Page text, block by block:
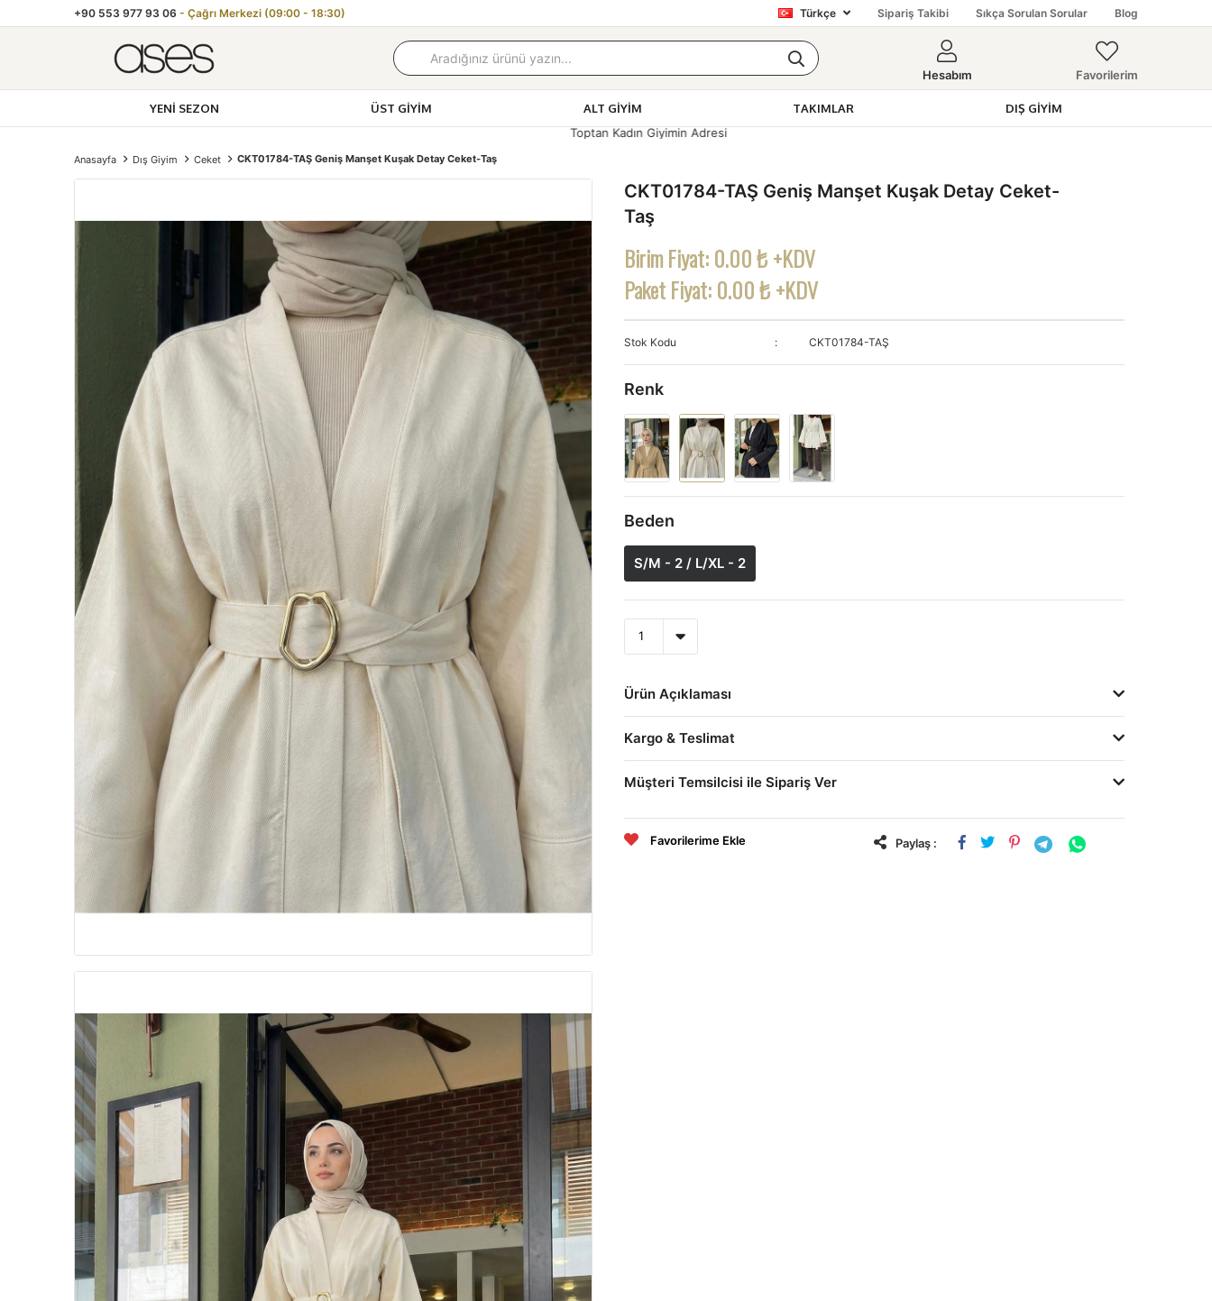
+90 553 977 93 06- Çağrı Merkezi (09:00 - 18:30) Türkçe Sipariş Takibi Sıkça Sorulan Sorular Blog
Hesabım Favorilerim
YENI SEZON ÜST GIYIM ALT GIYIM TAKIMLAR
DIŞ GIYIM
Anasayfa Dış Giyim Ceket CKT01784-TAŞ Geniş Manşet Kuşak Detay Ceket-Taş
CKT01784-TAŞ Geniş Manşet Kuşak Detay Ceket-
Taş
Birim Fiyat:0.00 ₺ +KDV
Paket Fiyat:0.00 ₺ +KDV
Stok Kodu CKT01784-TAŞ
Renk
Beden
S/M - 2 / L/XL - 2
Ürün Açıklaması
Kargo & Teslimat
Müşteri Temsilcisi ile Sipariş Ver
Favorilerime Ekle Paylaş :